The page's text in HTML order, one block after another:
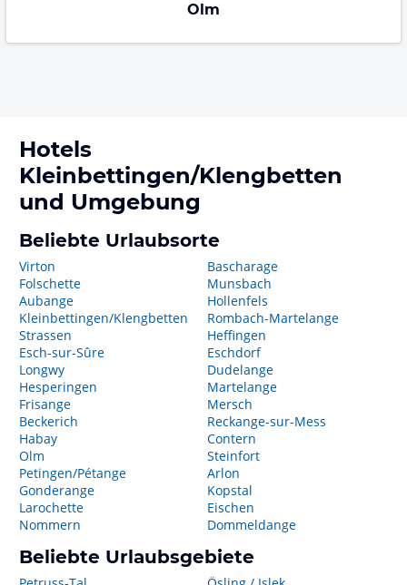
Olm
Hotels
Kleinbettingen/Klengbetten
und Umgebung
Beliebte Urlaubsorte
Virton
Folschette
Aubange
Kleinbettingen/Klengbetten
Strassen
Esch-sur-Sûre
Longwy
Hesperingen
Frisange
Beckerich
Habay
Olm
Petingen/Pétange
Gonderange
Larochette
Nommern
Bascharage
Munsbach
Hollenfels
Rombach-Martelange
Heffingen
Eschdorf
Dudelange
Martelange
Mersch
Reckange-sur-Mess
Contern
Steinfort
Arlon
Kopstal
Eischen
Dommeldange
Beliebte Urlaubsgebiete